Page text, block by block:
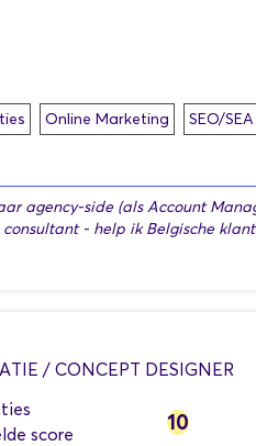
Online Marketing
SEO/SEA
agency-side (als Account
- help ik Belgische
/ CONCEPT DESIGNER
score 10